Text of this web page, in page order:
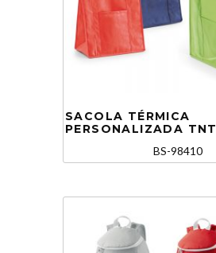
SACOLA TÉRMICA
PERSONALIZADA TNT
BS-98410